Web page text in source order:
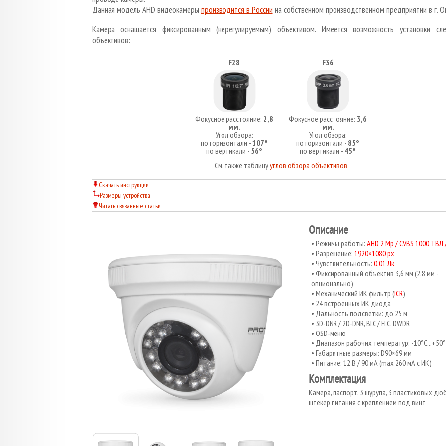
Данная модель AHD видеокамеры производится в России на собственном производственном предприятии в г.
Камера оснащается фиксированным (нерегулируемым) объективом. Имеется возможность установки
объективов:
F28
Фокусное расстояние: 2,8
мм.
Угол обзора:
по горизонтали -107°
по вертикали - 56°
F36
Фокусное расстояние: 3,6
мм.
Угол обзора:
по горизонтали - 85°
по вертикали - 45°
См. также таблицууглов обзора объективов
Скачать инструкции
Размеры устройства
Читать связанные статьи
Описание
Режимы работы: AHD 2 Mp / CVBS 1000 ТВЛ
Разрешение: 1920×1080 px
Чувствительность: 0,01 Лк
Фиксированный объектив 3,6 мм (2,8 мм -
опционально)
Механический ИК фильтр (ICR)
24 встроенных ИК диода
Дальность подсветки: до 25 м
3D-DNR / 2D-DNR, BLC / FLC, DWDR
OSD-меню
Диапазон рабочих температур: -
Габаритные размеры: D90×69 мм
Питание: 12 В / 90 мА (max 260 мА с ИК)
Комплектация
Камера, паспорт, 3 шурупа, 3 пластиковых
штекер питания с креплением под винт